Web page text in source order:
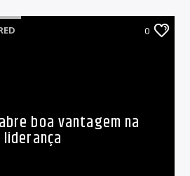
0
boa vantagem na
liderança